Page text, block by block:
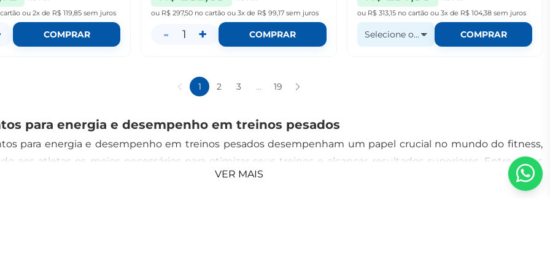
ou 2x de R$ 119,85 sem juros
COMPRAR
ou R$ 297,50 no cartãoou3x de R$ 99,17 sem juros
- 1 + COMPRAR
ou R$ 313,15 no cartão ou 3x de R$ 104,38sem juros
Selecione o Sabor COMPRAR
1 2 3 ... 19
para energia e desempenho em treinos pesados
para energia e desempenho em treinos pesados desempenham um papel crucial no mundo do fitness,
aos atletas os meios necessários para otimizar seus treinos e alcançar resultados superiores. Entre esses
destacam-se o pré-treino, a creatina, a cafeína, a taurina e a beta-alanina.
uma combinação de ingredientes projetados para aumentar a energia, foco e resistência durante o exercício.
VER MAIS